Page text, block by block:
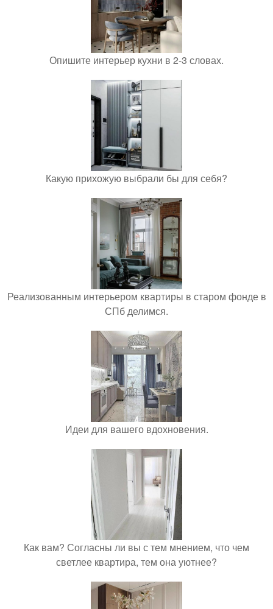
Опишите интерьер кухни в 2-3 словах.
Какую прихожую выбрали бы для себя?
Реализованным интерьером квартиры в старом фонде в
СПб делимся.
Идеи для вашего вдохновения.
Как вам? Согласны ли вы с тем мнением, что чем
светлее квартира, тем она уютнее?